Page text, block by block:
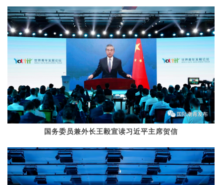
国务委员兼外长王毅宣读习近平主席贺信